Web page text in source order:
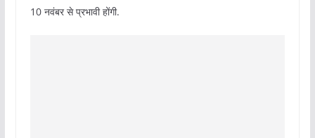
10 नवंबर से प्रभावी होंगी.